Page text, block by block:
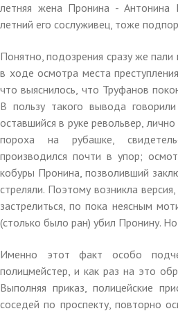
летняя жена Пронина -
летний его сослуживец, тоже
Понятно, подозрения сразу же
в ходе осмотра места
что выяснилось, что Труфанов
В пользу такого вывода
оставшийся в руке револьвер,
пороха на рубашке,
производился почти в упор;
кобуры Пронина, позволивший
стреляли. Поэтому возникла
застрелиться, по пока неясным
(столько было ран) убил Пронину.
Именно этот факт особо
полицмейстер, и как раз на это
Выполняя приказ, полицейские
соседей по проспекту, повторно